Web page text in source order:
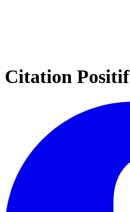
Citation Positif